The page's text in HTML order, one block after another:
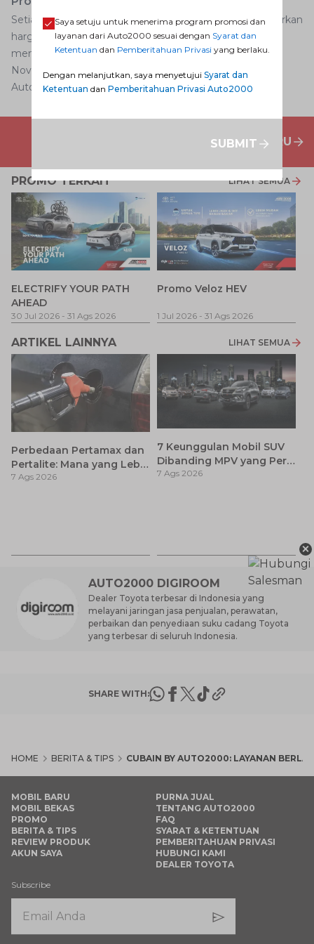
Setiap bulan nya, Cubain by Auto2000 selalu menghadirkan
harga dan diskon khusus untuk AutoFamily agar dapat
mencoba layanan Cubain. Untuk promo Cubain di bulan
November dapat klik di sini.
Auto2000 Digiroom
PENAWARAN MOBIL BARU
PROMO TERKAIT LIHAT SEMUA
ELECTRIFY YOUR PATH
AHEAD
30 Jul 2026 - 31 Ags 2026
Promo Veloz HEV
1 Jul 2026 - 31 Ags 2026
ARTIKEL LAINNYA LIHAT SEMUA
Perbedaan Pertamax dan
Pertalite: Mana yang Lebih
Baik untuk Mobil Toyota
7 Ags 2026
7 Keunggulan Mobil SUV
Dibanding MPV yang Perlu
Anda Ketahui
7 Ags 2026
AUTO2000 DIGIROOM
Dealer Toyota terbesar di Indonesia yang
melayani jaringan jasa penjualan, perawatan,
perbaikan dan penyediaan suku cadang Toyota
yang terbesar di seluruh Indonesia.
SHARE WITH:
HOME BERITA & TIPS CUBAIN BY AUTO2000: LAYANAN
×
MOBIL BARU
MOBIL BEKAS
PROMO
BERITA & TIPS
REVIEW PRODUK
AKUN SAYA
PURNA JUAL
TENTANG AUTO2000
FAQ
SYARAT & KETENTUAN
PEMBERITAHUAN PRIVASI
HUBUNGI KAMI
DEALER TOYOTA
Subscribe
Saya setuju untuk menerima program promosi dan
layanan dari Auto2000 sesuai dengan Syarat dan
Ketentuan dan Pemberitahuan Privasi yang berlaku.
Dengan melanjutkan, saya menyetujui Syarat dan
Ketentuan dan Pemberitahuan Privasi Auto2000
SUBMIT